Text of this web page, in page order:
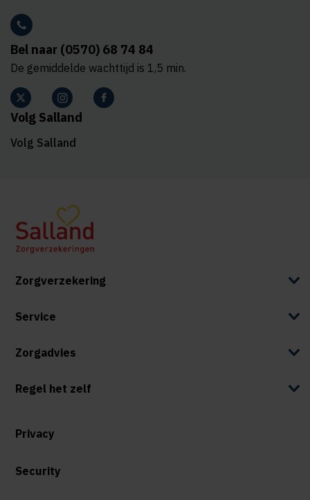
Bel naar (0570) 68 74 84
De gemiddelde wachttijd is 1,5 min.
Volg Salland
Volg Salland
Zorgverzekering
Service
Zorgadvies
Regel het zelf
Privacy
Security